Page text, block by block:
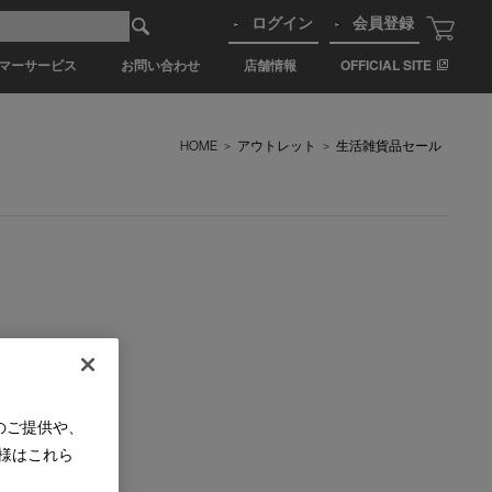
ーサービス お問い合わせ 店舗情報 OFFICIAL SITE
ログイン 会員登録
HOME > アウトレット > 生活雑貨品セール
提供や、
はこれら